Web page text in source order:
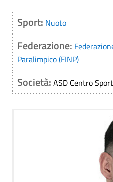
Sport: Nuoto
Federazione:
Paralimpico (FINP)
Società: ASD Centro